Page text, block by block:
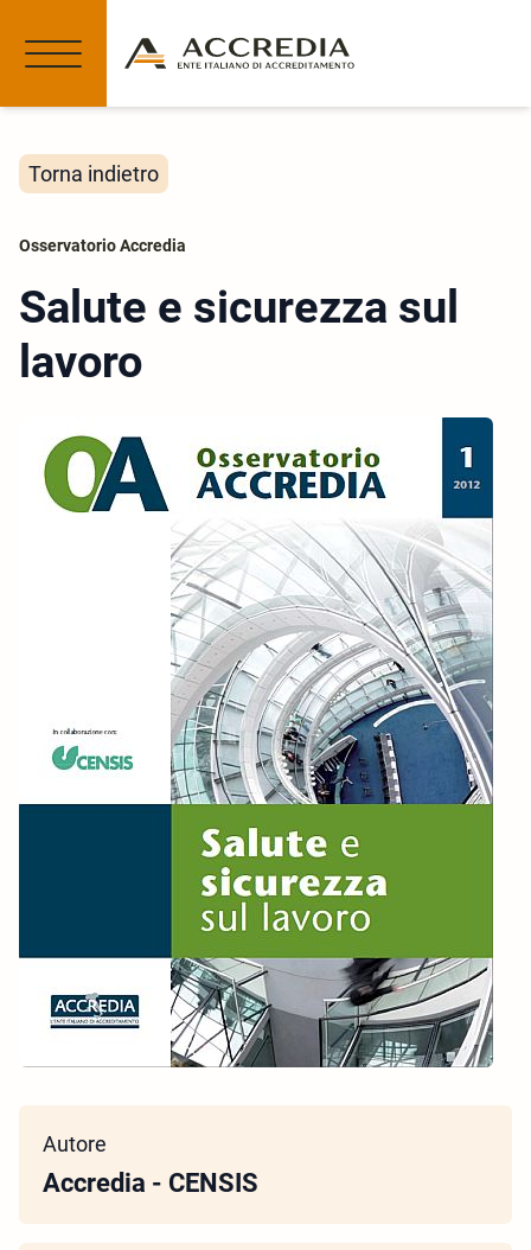
Torna indietro
Osservatorio Accredia
Salute e sicurezza sul
lavoro
Autore
Accredia - CENSIS